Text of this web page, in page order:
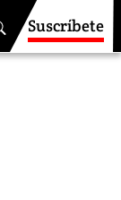
Suscríbete